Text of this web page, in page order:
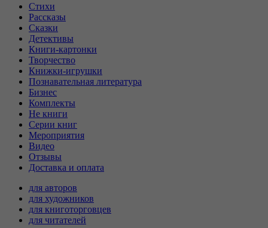
Стихи
Рассказы
Сказки
Детективы
Книги-картонки
Творчество
Книжки-игрушки
Познавательная литература
Бизнес
Комплекты
Не книги
Серии книг
Мероприятия
Видео
Отзывы
Доставка и оплата
для авторов
для художников
для книготорговцев
для читателей